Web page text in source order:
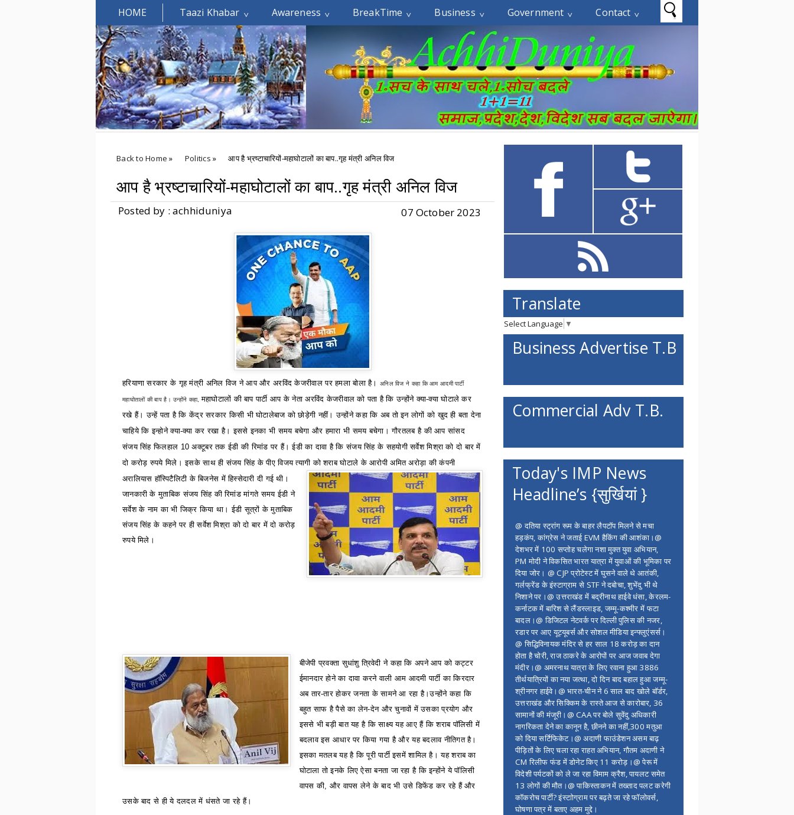
HOME Taazi Khabar Awareness BreakTime Business Government Contact
Welcomes You.....
Back to Home » Politics » आप है भ्रष्टाचारियों-महाघोटालों का बाप..गृह मंत्री अनिल विज
आप है भ्रष्टाचारियों-महाघोटालों का बाप..गृह मंत्री अनिल विज
Posted by : achhiduniya 07 October 2023
हरियाणा सरकारकेगृह मंत्री अनिल विज ने आप और अरविंद केजरीवाल पर हमला बोला है। अनिल विज ने कहा कि आम आदमी पार्टी
महाघोतालों की बाप है। उन्होंने कहा,महाघोटालों की बाप पार्टी आप के नेता अरविंद केजरीवाल को पता है कि उन्होंने क्या-क्या घोटाले कर
रखे हैं। उन्हें पता है कि केंद्र सरकार किसी भी घोटालेबाज को छोड़ेगी नहीं। उन्होंने कहा कि अब तो इन लोगोंकोखुद ही बता देना
चाहिये कि इन्होने क्या-क्या कर रखा है। इससे इनका भी समय बचेगा और हमारा भी समय बचेगा। गौरतलब है कीआप सांसद
संजय सिंह फिलहाल 10अक्टूबर तक ईडी की रिमांड पर हैं। ईडी का दावा है कि संजय सिंह के सहयोगी सर्वेश मिश्रा को दो बार में
दो करोड़ रुपये मिले। इसके साथ ही संजय सिंह के पीए विजय त्यागी को शराब घोटाले के आरोपी अमित अरोड़ा की कंपनी
अरालियास हॉस्पिटैलिटी के बिजनेस में हिस्सेदारी दी गई थी।
जानकारी के मुताबिक संजय सिंह की रिमांड मांगते समय ईडी ने
सर्वेश के नाम का भी जिक्र किया था। ईडी सूत्रों के मुताबिक
संजय सिंह के कहने पर ही सर्वेश मिश्रा को दो बार में दो करोड़
रुपये मिले।
बीजेपी प्रवक्ता सुधांशु त्रिवेदी ने कहा कि अपने आप को कट्टर
ईमानदार होने का दावा करने वाली आम आदमी पार्टी का किरदार
अब तार-तार होकर जनता के सामने आ रहा है।उन्होंने कहा कि
बहुत साफ है पैसे का लेन-देन और चुनावों में उसका प्रयोग और
इससे भी बड़ी बात यह है कि साक्ष्य यह आए हैं कि शराब पॉलिसी में
बदलाव इस आधार पर किया गया है और यह बदलाव नीतिगत है।
इसका मतलब यह है कि पूरी पार्टी इसमें शामिल है। यह शराब का
घोटाला तो इनके लिए ऐसा बनता जा रहा है कि इन्होंने ये पॉलिसी
वापस की, और वापस लेने के बाद भी उसे डिफेंड कर रहे हैं और
उसके बाद से ही ये दलदल में धंसते जा रहे हैं।
Translate
Select Language ▼
Business Advertise T.B
Commercial Adv T.B.
Today's IMP News
Headline’s {सुर्खियां }
@ दतिया स्ट्रांग रूम के बाहर लैपटॉप मिलने से मचा
हड़कंप, कांग्रेस ने जताई EVM हैकिंग की आशंका।@
देशभर में 100 सप्ताेह चलेगा नशा मुक्त युवा अभियान,
PM मोदी ने विकसित भारत यात्रा में युवाओं की भूमिका पर
दिया जोर। @ CJP प्रोटेस्ट में घुसने वाले थे आतंकी,
गर्लफ्रेंड के इंस्टाग्राम से STF ने दबोचा, शुभेंदु भी थे
निशाने पर।@ उत्तराखंड में बद्रीनाथ हाईवे धंसा, केरलम-
कर्नाटक में बारिश से लैंडस्लाइड, जम्मू-कश्मीर में फटा
बादल।@ डिजिटल नेटवर्क पर दिल्ली पुलिस की नजर,
रडार पर आए यूट्यूबर्स और सोशल मीडिया इन्फ्लुएंसर्स।
@ सिद्धिविनायक मंदिर से हर साल 18 करोड़ का दान
होता है चोरी, राज ठाकरे के आरोपों पर आज जवाब देगा
मंदीर।@ अमरनाथ यात्रा के लिए रवाना हुआ 3886
तीर्थयात्रियों का नया जत्था, दो दिन बाद बहाल हुआ जम्मू-
श्रीनगर हाईवे।@ भारत-चीन ने 6 साल बाद खोले बॉर्डर,
उत्तराखंड और सिक्किम के रास्ते आज से कारोबार, 36
सामानों की मंजूरी।@ CAA पर बोले सुवेंदु अधिकारी
नागरिकता देने का कानून है, छीनने का नहीं,300 मतुआ
को दिया सर्टिफिकेट।@ अदाणी फाउंडेशन असम बाढ़
पीड़ितों के लिए चला रहा राहत अभियान, गौतम अदाणी ने
CM रिलीफ फंड में डोनेट किए 11 करोड़।@ पेरू में
विदेशी पर्यटकों को ले जा रहा विमाम क्रैश, पायलट समेत
13 लोगों की मौत।@ पाकिस्ताकन में तख्ताद पलट करेगी
कॉकरोच पार्टी? इंस्टाोग्राम पर बढ़ते जा रहे फॉलोवर्स,
घोषणा पत्र में बताए अहम मुद्दे।